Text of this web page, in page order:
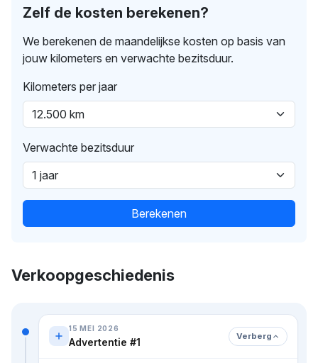
Zelf de kosten berekenen?
We berekenen de maandelijkse kosten op basis van
jouw kilometers en verwachte bezitsduur.
Kilometers per jaar
Verwachte bezitsduur
Berekenen
Verkoopgeschiedenis
15 MEI 2026
Advertentie #1 Verberg